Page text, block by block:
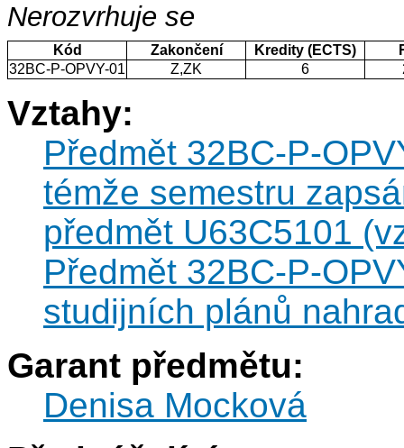
Nerozvrhuje se
Kód Zakončení Kredity (ECTS)
32BC-P-OPVY-01
Z,ZK 6
Vztahy:
Předmět 32BC-P-
témže semestru
předmět U63C5101
Předmět 32BC-P-
studijních plánů
Garant předmětu:
Denisa Mocková